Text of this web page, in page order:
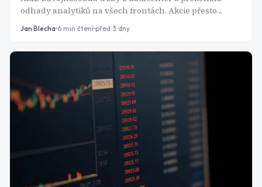
odhady analytiků na všech frontách. Akcie přesto
během jediného dne ztratila přes sedm procent.
Vysvětlení má dvě jména: Helios a Elon Musk.
Jan Blecha 6 min čtení před 3 dny